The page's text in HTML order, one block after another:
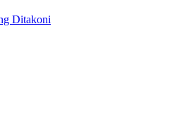
Ditakoni